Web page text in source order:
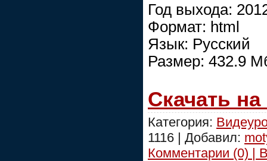
Год выхода:
Формат: html
Язык: Русский
Размер: 432.9
Скачать
Категория:
1116 | Добавил:
Комментарии (0) |